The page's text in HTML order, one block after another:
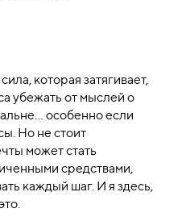
которая затягивает,
убежать от мыслей о
особенно если
Но не стоит
может стать
средствами,
каждый шаг. И я здесь,